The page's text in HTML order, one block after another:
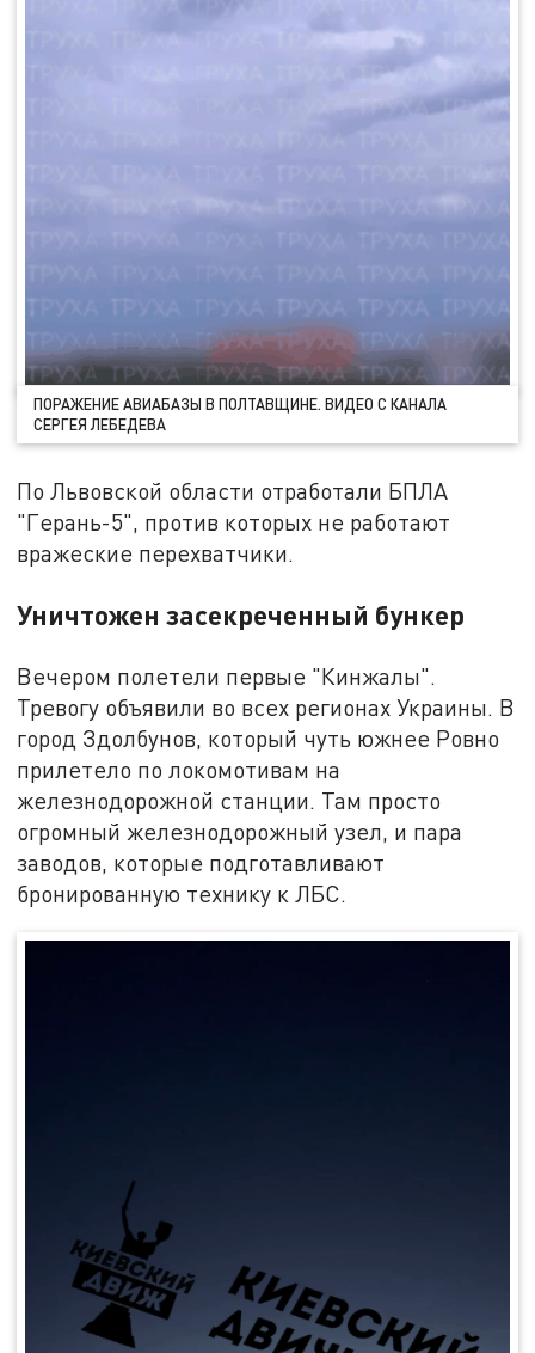
ПОРАЖЕНИЕ АВИАБАЗЫ В ПОЛТАВЩИНЕ. ВИДЕО С КАНАЛА
СЕРГЕЯ ЛЕБЕДЕВА
По Львовской области отработали БПЛА
"Герань-5", против которых не работают
вражеские перехватчики.
Уничтожен засекреченный бункер
Вечером полетели первые "Кинжалы".
Тревогу объявили во всех регионах Украины. В
город Здолбунов, который чуть южнее Ровно
прилетело по локомотивам на
железнодорожной станции. Там просто
огромный железнодорожный узел, и пара
заводов, которые подготавливают
бронированную технику к ЛБС.